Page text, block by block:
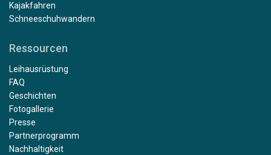
Kajakfahren
Schneeschuhwandern
Ressourcen
Leihausrüstung
FAQ
Geschichten
Fotogallerie
Presse
Partnerprogramm
Nachhaltigkeit